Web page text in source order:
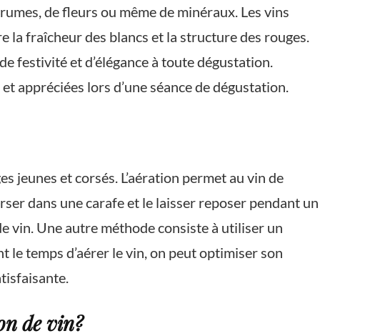
de fleurs ou même de minéraux. Les vins
la fraîcheur des blancs et la structure des rouges.
festivité et d’élégance à toute dégustation.
appréciées lors d’une séance de dégustation.
jeunes et corsés. L’aération permet au vin de
dans une carafe et le laisser reposer pendant un
vin. Une autre méthode consiste à utiliser un
le temps d’aérer le vin, on peut optimiser son
de vin?